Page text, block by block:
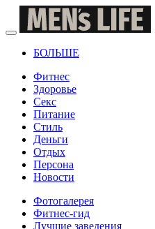
БОЛЬШЕ
Фитнес
Здоровье
Секс
Питание
Стиль
Деньги
Отдых
Персона
Новости
Фотогалерея
Фитнес-гид
Лучшие заведения